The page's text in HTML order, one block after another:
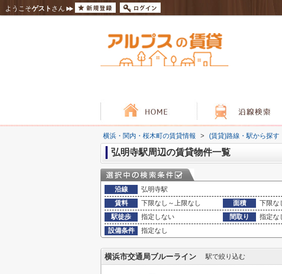
ようこそゲスト さん
横浜・関内・桜木町の賃貸情報 > (賃貸)路線・駅から探す
弘明寺駅周辺の賃貸物件一覧
沿線
弘明寺駅
賃料
下限なし～上限なし 面積 下限な
駅徒歩
指定しない 間取り
指定な
設備条件
指定なし
横浜市交通局ブルーライン 駅で絞り込む